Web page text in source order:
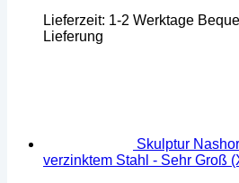
Lieferzeit: 1-2 Werktage
Lieferung
Skulptur
verzinktem Stahl - Sehr Groß